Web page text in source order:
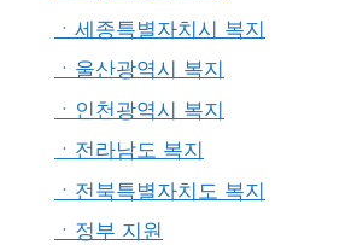
ㆍ세종특별자치시 복지
ㆍ울산광역시 복지
ㆍ인천광역시 복지
ㆍ전라남도 복지
ㆍ전북특별자치도 복지
ㆍ정부 지원